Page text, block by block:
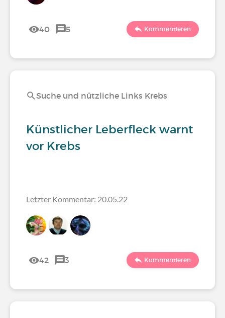
40 5 Kommentieren
Suche und nützliche Links Krebs
Künstlicher Leberfleck warnt
vor Krebs
Letzter Kommentar: 20.05.22
42 3 Kommentieren